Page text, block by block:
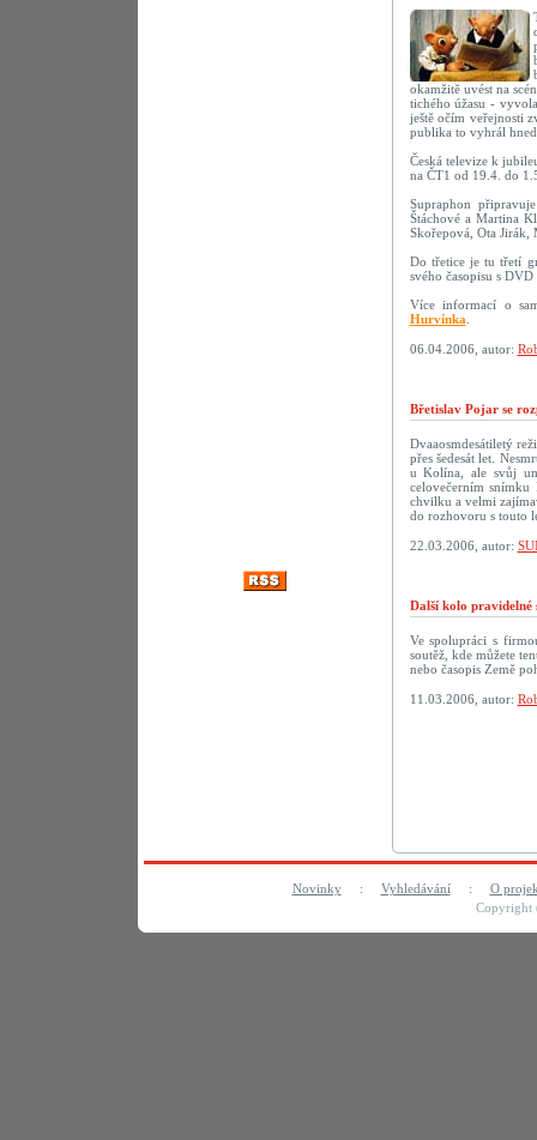
okamžitě uvést na
tichého úžasu -
ještě očím veřejnosti
publika to vyhrál
Česká televize k
na ČT1 od 19.4. do
Supraphon
Štáchové a Martina
Skořepová, Ota Jirák,
Do třetice je tu třetí
svého časopisu s
Více informací o
Hurvínka
06.04.2006, autor:
Břetislav Pojar se
Dvaaosmdesátiletý
přes šedesát let.
u Kolína, ale svůj
celovečerním
chvilku a velmi
do rozhovoru s touto
22.03.2006, autor:
Další kolo pravidelné
Ve spolupráci s
soutěž, kde můžete
nebo časopis Země
11.03.2006, autor:
Novinky: Vyhledávání: O
Copyright